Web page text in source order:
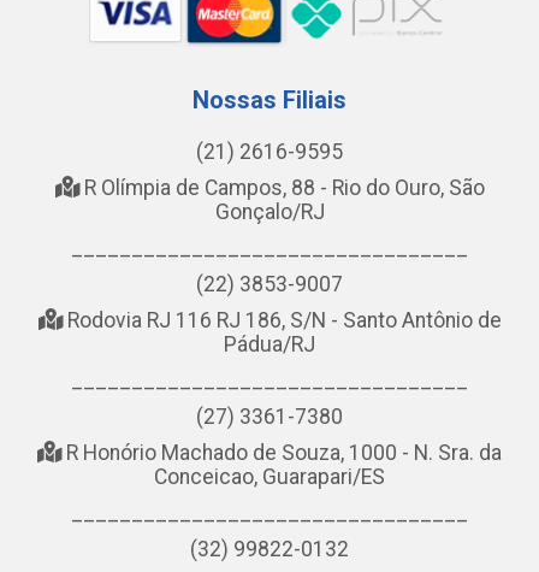
Nossas Filiais
(21) 2616-9595
R Olímpia de Campos, 88 - Rio do Ouro, São
Gonçalo/RJ
(22) 3853-9007
Rodovia RJ 116 RJ 186, S/N - Santo Antônio de
Pádua/RJ
(27) 3361-7380
R Honório Machado de Souza, 1000 - N. Sra. da
Conceicao, Guarapari/ES
(32) 99822-0132